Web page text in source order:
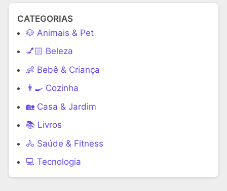
CATEGORIAS
🐶 Animais & Pet
💅🏻 Beleza
👶 Bebê & Criança
👨‍🍳 Cozinha
🏡 Casa & Jardim
📚 Livros
🚴 Saúde & Fitness
‍💻 Tecnologia